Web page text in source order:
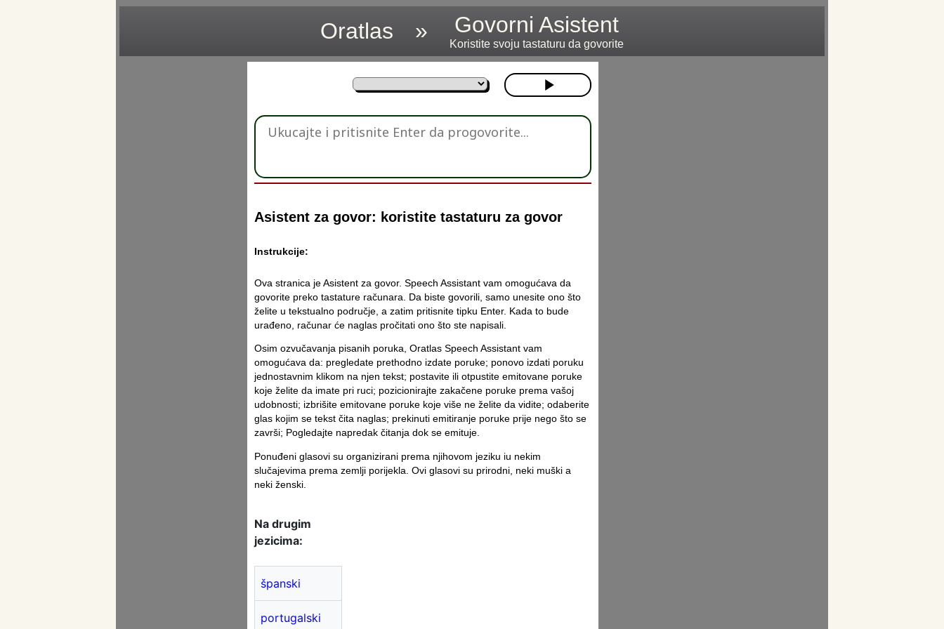
Oratlas » Govorni Asistent
Koristite svoju tastaturu da govorite
Asistent za govor: koristite tastaturu za govor
Instrukcije:
Ova stranica je Asistent za govor. Speech Assistant vam omogućava da
govorite preko tastature računara. Da biste govorili, samo unesite ono što
želite u tekstualno područje, a zatim pritisnite tipku Enter. Kada to bude
urađeno, računar će naglas pročitati ono što ste napisali.
Osim ozvučavanja pisanih poruka, Oratlas Speech Assistant vam
omogućava da: pregledate prethodno izdate poruke; ponovo izdati poruku
jednostavnim klikom na njen tekst; postavite ili otpustite emitovane poruke
koje želite da imate pri ruci; pozicionirajte zakačene poruke prema vašoj
udobnosti; izbrišite emitovane poruke koje više ne želite da vidite; odaberite
glas kojim se tekst čita naglas; prekinuti emitiranje poruke prije nego što se
završi; Pogledajte napredak čitanja dok se emituje.
Ponuđeni glasovi su organizirani prema njihovom jeziku iu nekim
slučajevima prema zemlji porijekla. Ovi glasovi su prirodni, neki muški a
neki ženski.
Na drugim
jezicima:
španski
portugalski